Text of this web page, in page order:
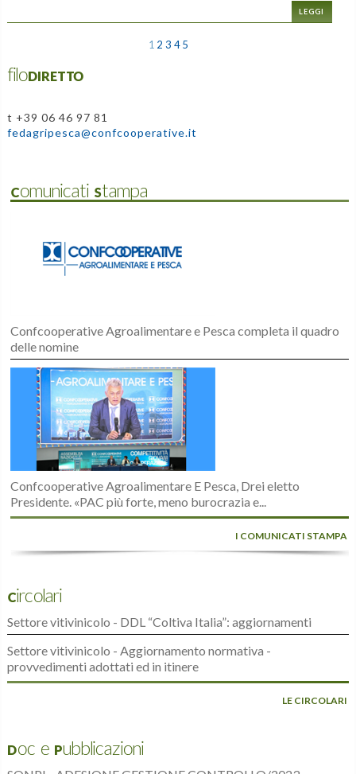
LEGGI
1 2 3 4 5
filoDIRETTO
t +39 06 46 97 81
fedagripesca@confcooperative.it
Comunicati Stampa
Confcooperative Agroalimentare e Pesca completa il quadro
delle nomine
Confcooperative Agroalimentare E Pesca, Drei eletto
Presidente. «PAC più forte, meno burocrazia e...
I COMUNICATI STAMPA
Circolari
Settore vitivinicolo - DDL “Coltiva Italia”: aggiornamenti
Settore vitivinicolo - Aggiornamento normativa -
provvedimenti adottati ed in itinere
LE CIRCOLARI
Doc e Pubblicazioni